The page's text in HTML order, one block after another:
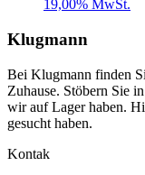
19,00% MwSt.
Klugmann
Bei Klugmann finden
Zuhause. Stöbern Sie
wir auf Lager haben.
gesucht haben.
Kontak